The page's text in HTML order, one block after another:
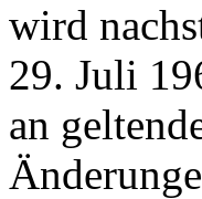
wird
29. Juli
an